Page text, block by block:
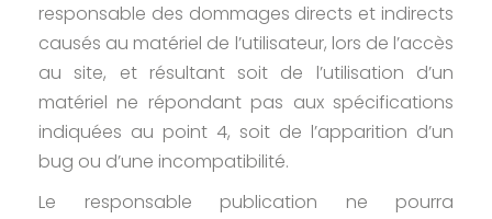
responsable des dommages directs et indirects
causés au matériel de l’utilisateur, lors de l’accès
au site, et résultant soit de l’utilisation d’un
matériel ne répondant pas aux spécifications
indiquées au point 4, soit de l’apparition d’un
bug ou d’une incompatibilité.
Le responsable publication ne pourra